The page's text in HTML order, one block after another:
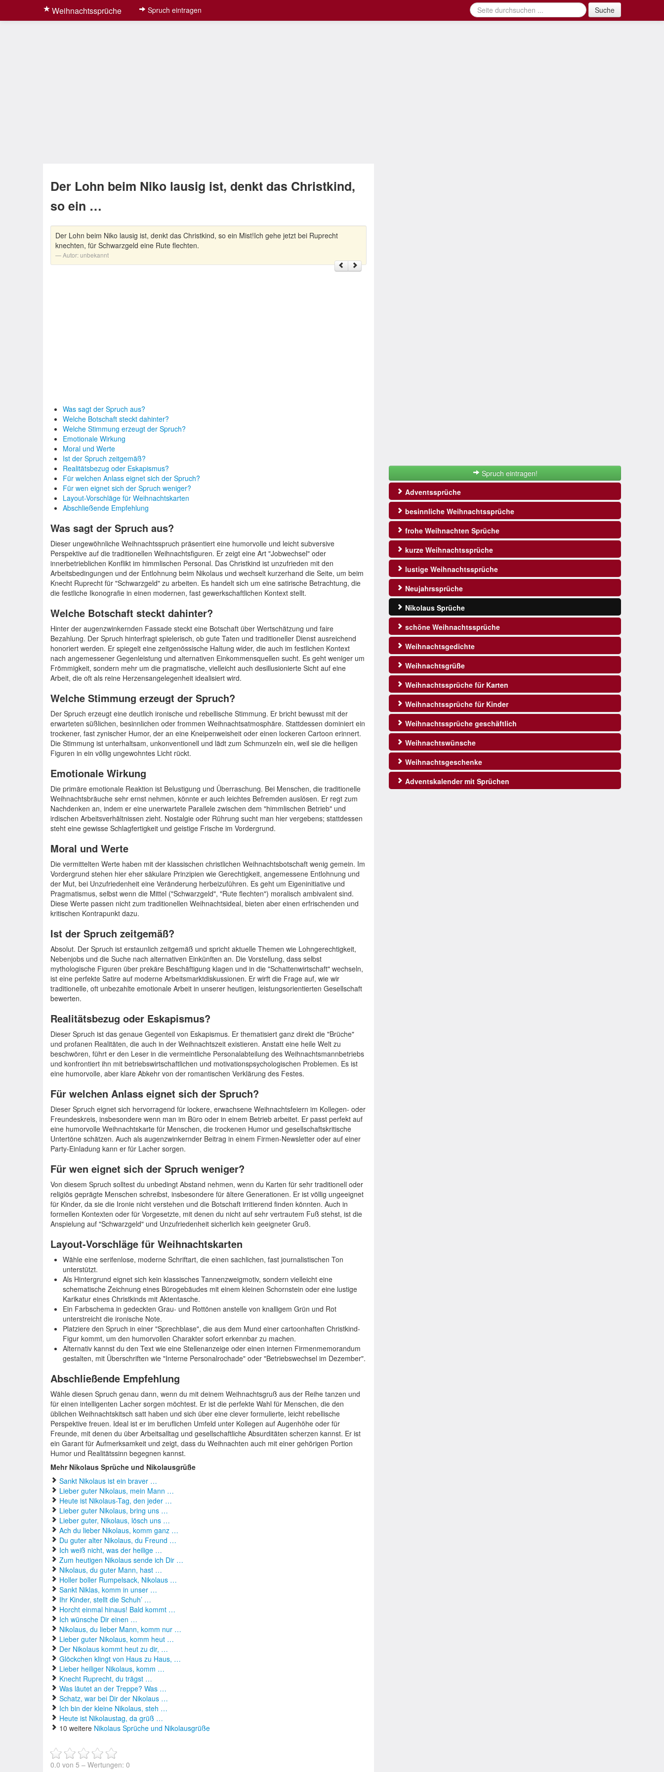
Weihnachtssprüche Spruch eintragen Suche
Der Lohn beim Niko lausig ist, denkt das Christkind,
so ein …
Der Lohn beim Niko lausig ist, denkt das Christkind, so ein Mist!Ich gehe jetzt bei Ruprecht
knechten, für Schwarzgeld eine Rute flechten.
Autor:unbekannt
Was sagt der Spruch aus?
Welche Botschaft steckt dahinter?
Welche Stimmung erzeugt der Spruch?
Emotionale Wirkung
Moral und Werte
Ist der Spruch zeitgemäß?
Realitätsbezug oder Eskapismus?
Für welchen Anlass eignet sich der Spruch?
Für wen eignet sich der Spruch weniger?
Layout-Vorschläge für Weihnachtskarten
Abschließende Empfehlung
Was sagt der Spruch aus?
Dieser ungewöhnliche Weihnachtsspruch präsentiert eine humorvolle und leicht subversive
Perspektive auf die traditionellen Weihnachtsfiguren. Er zeigt eine Art "Jobwechsel" oder
innerbetrieblichen Konflikt im himmlischen Personal. Das Christkind ist unzufrieden mit den
Arbeitsbedingungen und der Entlohnung beim Nikolaus und wechselt kurzerhand die Seite, um beim
Knecht Ruprecht für "Schwarzgeld" zu arbeiten. Es handelt sich um eine satirische Betrachtung, die
die festliche Ikonografie in einen modernen, fast gewerkschaftlichen Kontext stellt.
Welche Botschaft steckt dahinter?
Hinter der augenzwinkernden Fassade steckt eine Botschaft über Wertschätzung und faire
Bezahlung. Der Spruch hinterfragt spielerisch, ob gute Taten und traditioneller Dienst ausreichend
honoriert werden. Er spiegelt eine zeitgenössische Haltung wider, die auch im festlichen Kontext
nach angemessener Gegenleistung und alternativen Einkommensquellen sucht. Es geht weniger um
Frömmigkeit, sondern mehr um die pragmatische, vielleicht auch desillusionierte Sicht auf eine
Arbeit, die oft als reine Herzensangelegenheit idealisiert wird.
Welche Stimmung erzeugt der Spruch?
Der Spruch erzeugt eine deutlich ironische und rebellische Stimmung. Er bricht bewusst mit der
erwarteten süßlichen, besinnlichen oder frommen Weihnachtsatmosphäre. Stattdessen dominiert ein
trockener, fast zynischer Humor, der an eine Kneipenweisheit oder einen lockeren Cartoon erinnert.
Die Stimmung ist unterhaltsam, unkonventionell und lädt zum Schmunzeln ein, weil sie die heiligen
Figuren in ein völlig ungewohntes Licht rückt.
Emotionale Wirkung
Die primäre emotionale Reaktion ist Belustigung und Überraschung. Bei Menschen, die traditionelle
Weihnachtsbräuche sehr ernst nehmen, könnte er auch leichtes Befremden auslösen. Er regt zum
Nachdenken an, indem er eine unerwartete Parallele zwischen dem "himmlischen Betrieb" und
irdischen Arbeitsverhältnissen zieht. Nostalgie oder Rührung sucht man hier vergebens; stattdessen
steht eine gewisse Schlagfertigkeit und geistige Frische im Vordergrund.
Moral und Werte
Die vermittelten Werte haben mit der klassischen christlichen Weihnachtsbotschaft wenig gemein. Im
Vordergrund stehen hier eher säkulare Prinzipien wie Gerechtigkeit, angemessene Entlohnung und
der Mut, bei Unzufriedenheit eine Veränderung herbeizuführen. Es geht um Eigeninitiative und
Pragmatismus, selbst wenn die Mittel ("Schwarzgeld", "Rute flechten") moralisch ambivalent sind.
Diese Werte passen nicht zum traditionellen Weihnachtsideal, bieten aber einen erfrischenden und
kritischen Kontrapunkt dazu.
Ist der Spruch zeitgemäß?
Absolut. Der Spruch ist erstaunlich zeitgemäß und spricht aktuelle Themen wie Lohngerechtigkeit,
Nebenjobs und die Suche nach alternativen Einkünften an. Die Vorstellung, dass selbst
mythologische Figuren über prekäre Beschäftigung klagen und in die "Schattenwirtschaft" wechseln,
ist eine perfekte Satire auf moderne Arbeitsmarktdiskussionen. Er wirft die Frage auf, wie wir
traditionelle, oft unbezahlte emotionale Arbeit in unserer heutigen, leistungsorientierten Gesellschaft
bewerten.
Realitätsbezug oder Eskapismus?
Dieser Spruch ist das genaue Gegenteil von Eskapismus. Er thematisiert ganz direkt die "Brüche"
und profanen Realitäten, die auch in der Weihnachtszeit existieren. Anstatt eine heile Welt zu
beschwören, führt er den Leser in die vermeintliche Personalabteilung des Weihnachtsmannbetriebs
und konfrontiert ihn mit betriebswirtschaftlichen und motivationspsychologischen Problemen. Es ist
eine humorvolle, aber klare Abkehr von der romantischen Verklärung des Festes.
Für welchen Anlass eignet sich der Spruch?
Dieser Spruch eignet sich hervorragend für lockere, erwachsene Weihnachtsfeiern im Kollegen- oder
Freundeskreis, insbesondere wenn man im Büro oder in einem Betrieb arbeitet. Er passt perfekt auf
eine humorvolle Weihnachtskarte für Menschen, die trockenen Humor und gesellschaftskritische
Untertöne schätzen. Auch als augenzwinkernder Beitrag in einem Firmen-Newsletter oder auf einer
Party-Einladung kann er für Lacher sorgen.
Für wen eignet sich der Spruch weniger?
Von diesem Spruch solltest du unbedingt Abstand nehmen, wenn du Karten für sehr traditionell oder
religiös geprägte Menschen schreibst, insbesondere für ältere Generationen. Er ist völlig ungeeignet
für Kinder, da sie die Ironie nicht verstehen und die Botschaft irritierend finden könnten. Auch in
formellen Kontexten oder für Vorgesetzte, mit denen du nicht auf sehr vertrautem Fuß stehst, ist die
Anspielung auf "Schwarzgeld" und Unzufriedenheit sicherlich kein geeigneter Gruß.
Layout-Vorschläge für Weihnachtskarten
Wähle eine serifenlose, moderne Schriftart, die einen sachlichen, fast journalistischen Ton
unterstützt.
Als Hintergrund eignet sich kein klassisches Tannenzweigmotiv, sondern vielleicht eine
schematische Zeichnung eines Bürogebäudes mit einem kleinen Schornstein oder eine lustige
Karikatur eines Christkinds mit Aktentasche.
Ein Farbschema in gedeckten Grau- und Rottönen anstelle von knalligem Grün und Rot
unterstreicht die ironische Note.
Platziere den Spruch in einer "Sprechblase", die aus dem Mund einer cartoonhaften Christkind-
Figur kommt, um den humorvollen Charakter sofort erkennbar zu machen.
Alternativ kannst du den Text wie eine Stellenanzeige oder einen internen Firmenmemorandum
gestalten, mit Überschriften wie "Interne Personalrochade" oder "Betriebswechsel im Dezember".
Abschließende Empfehlung
Wähle diesen Spruch genau dann, wenn du mit deinem Weihnachtsgruß aus der Reihe tanzen und
für einen intelligenten Lacher sorgen möchtest. Er ist die perfekte Wahl für Menschen, die den
üblichen Weihnachtskitsch satt haben und sich über eine clever formulierte, leicht rebellische
Perspektive freuen. Ideal ist er im beruflichen Umfeld unter Kollegen auf Augenhöhe oder für
Freunde, mit denen du über Arbeitsalltag und gesellschaftliche Absurditäten scherzen kannst. Er ist
ein Garant für Aufmerksamkeit und zeigt, dass du Weihnachten auch mit einer gehörigen Portion
Humor und Realitätssinn begegnen kannst.
Mehr Nikolaus Sprüche und Nikolausgrüße
Sankt Nikolaus ist ein braver …
Lieber guter Nikolaus, mein Mann …
Heute ist Nikolaus-Tag, den jeder …
Lieber guter Nikolaus, bring uns …
Lieber guter, Nikolaus, lösch uns …
Ach du lieber Nikolaus, komm ganz …
Du guter alter Nikolaus, du Freund …
Ich weiß nicht, was der heilige …
Zum heutigen Nikolaus sende ich Dir …
Nikolaus, du guter Mann, hast …
Holler boller Rumpelsack, Nikolaus …
Sankt Niklas, komm in unser …
Ihr Kinder, stellt die Schuh’ …
Horcht einmal hinaus! Bald kommt …
Ich wünsche Dir einen …
Nikolaus, du lieber Mann, komm nur …
Lieber guter Nikolaus, komm heut …
Der Nikolaus kommt heut zu dir, …
Glöckchen klingt von Haus zu Haus, …
Lieber heiliger Nikolaus, komm …
Knecht Ruprecht, du trägst …
Was läutet an der Treppe? Was …
Schatz, war bei Dir der Nikolaus …
Ich bin der kleine Nikolaus, steh …
Heute ist Nikolaustag, da grüß …
10 weitere Nikolaus Sprüche und Nikolausgrüße
0.0 von 5 – Wertungen: 0
Spruch eintragen!
Adventssprüche
besinnliche Weihnachtssprüche
frohe Weihnachten Sprüche
kurze Weihnachtssprüche
lustige Weihnachtssprüche
Neujahrssprüche
Nikolaus Sprüche
schöne Weihnachtssprüche
Weihnachtsgedichte
Weihnachtsgrüße
Weihnachtssprüche für Karten
Weihnachtssprüche für Kinder
Weihnachtssprüche geschäftlich
Weihnachtswünsche
Weihnachtsgeschenke
Adventskalender mit Sprüchen